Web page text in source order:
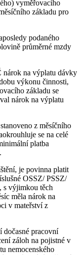
vyměřovacího
základu pro
podaného
průměrné mzdy
nárok na výplatu dávky
výkonu činnosti,
základu se
nárok na výplatu
z měsíčního
se na celé
platba
je povinna platit
OSSZ/ PSSZ/
s výjimkou těch
měla nárok na
v mateřství z
dočasné pracovní
záloh na pojistné v
nemocenského